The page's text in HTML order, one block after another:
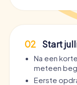
02 Start
Na een
meteen
Eerste